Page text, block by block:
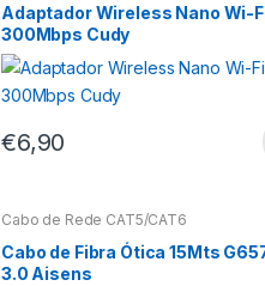
Adaptador Wireless Nano Wi-
300Mbps Cudy
€6,90
Cabo de Rede CAT5/CAT6
Cabo de Fibra Ótica 15Mts
3.0 Aisens